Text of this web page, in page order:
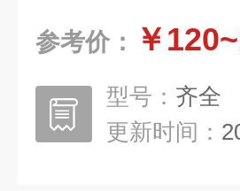
参考价： ￥
型号： 齐全
更新时间：